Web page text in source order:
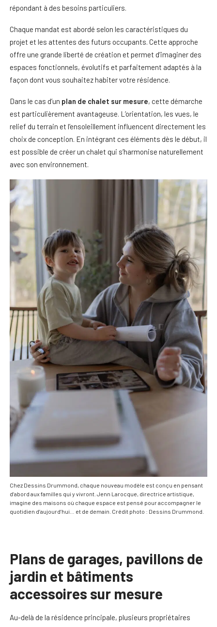
répondant à des besoins particuliers.
Chaque mandat est abordé selon les caractéristiques du
projet et les attentes des futurs occupants. Cette approche
offre une grande liberté de création et permet d’imaginer des
espaces fonctionnels, évolutifs et parfaitement adaptés à la
façon dont vous souhaitez habiter votre résidence.
Dans le cas d’un plan de chalet sur mesure, cette démarche
est particulièrement avantageuse. L’orientation, les vues, le
relief du terrain et l’ensoleillement influencent directement les
choix de conception. En intégrant ces éléments dès le début, il
est possible de créer un chalet qui s’harmonise naturellement
avec son environnement.
Chez Dessins Drummond, chaque nouveau modèle est conçu en pensant
d’abord aux familles qui y vivront. Jenn Larocque, directrice artistique,
imagine des maisons où chaque espace est pensé pour accompagner le
quotidien d’aujourd’hui… et de demain. Crédit photo : Dessins Drummond.
Plans de garages, pavillons de
jardin et bâtiments
accessoires sur mesure
Au-delà de la résidence principale, plusieurs propriétaires